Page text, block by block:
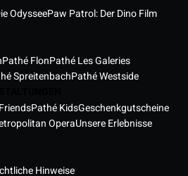
OdysseePaw Patrol: Der Dino Film
Pathé FlonPathé Les Galeries
SpreitenbachPathé Westside
Pathé KidsGeschenkgutscheine
OperaUnsere Erlebnisse
Hinweise